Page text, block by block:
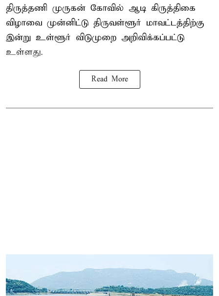
திருத்தணி முருகன் கோவில் ஆடி கிருத்திகை
விழாவை முன்னிட்டு திருவள்ளூர் மாவட்டத்திற்கு
இன்று உள்ளூர் விடுமுறை அறிவிக்கப்பட்டு
உள்ளது.
Read More